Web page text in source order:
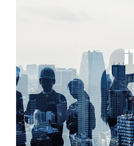
建筑装修